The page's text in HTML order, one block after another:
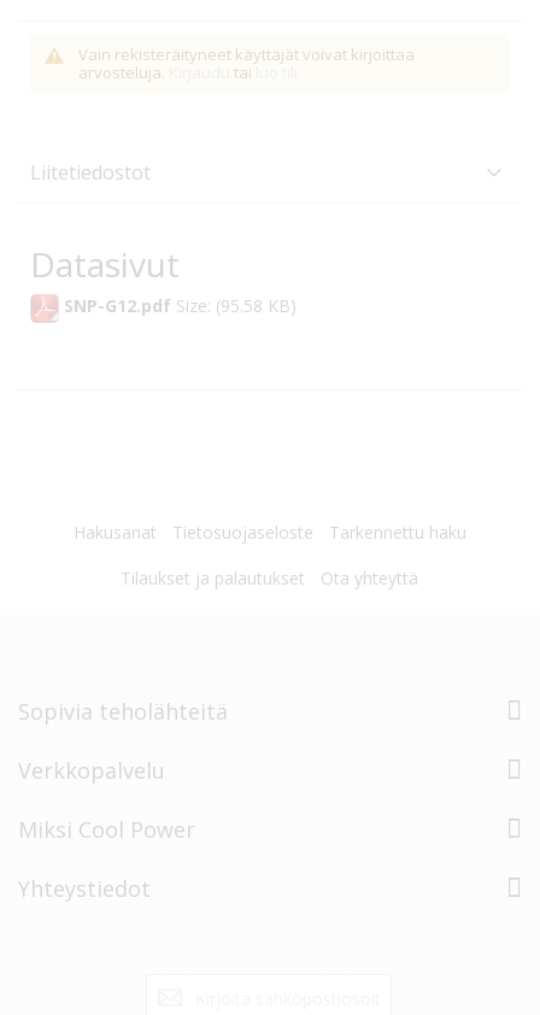
Vain rekisteräityneet käyttäjät voivat kirjoittaa
arvosteluja.
tai
Liitetiedostot
Datasivut
SNP-G12.pdf Size: (95.58 KB)
Hakusanat Tietosuojaseloste
Tarkennettu haku
Tilaukset ja palautukset
Ota yhteyttä
Sopivia teholähteitä
Verkkopalvelu
Miksi Cool Power
Yhteystiedot